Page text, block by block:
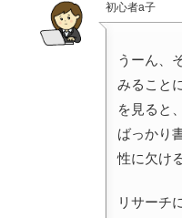
初心者a子
うーん、
みること
を見ると
ばっかり
性に欠け
リサーチ